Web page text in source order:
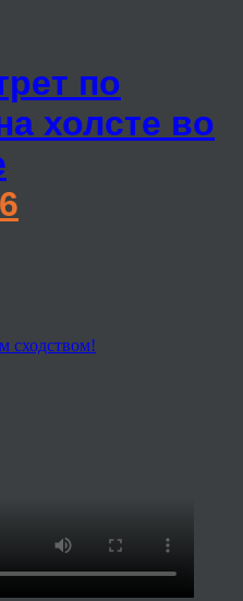
по
холсте во
сходством!